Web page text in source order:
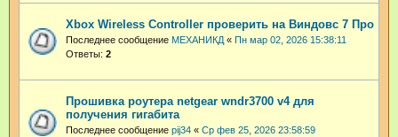
Xbox Wireless Controller проверить на Виндовс 7 Про
Последнее сообщение МЕХАНИКД « Пн мар 02, 2026 15:38:11
Ответы: 2
Прошивка роутера netgear wndr3700 v4 для
получения гигабита
Последнее сообщение pij34 « Ср фев 25, 2026 23:58:59